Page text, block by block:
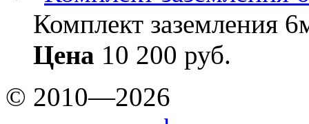
Комплект заземления
Цена 10 200 руб.
© 2010—2026